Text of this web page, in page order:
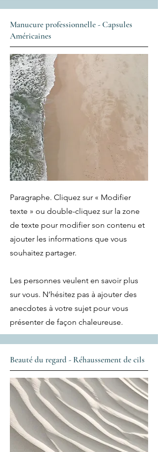
Manucure professionnelle - Capsules
Américaines
Paragraphe. Cliquez sur « Modifier
texte » ou double-cliquez sur la zone
de texte pour modifier son contenu et
ajouter les informations que vous
souhaitez partager.
Les personnes veulent en savoir plus
sur vous. N’hésitez pas à ajouter des
anecdotes à votre sujet pour vous
présenter de façon chaleureuse.
Beauté du regard - Réhaussement de cils